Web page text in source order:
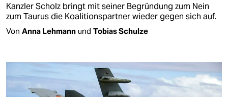
Kanzler Scholz bringt mit seiner Begründung zum Nein
zum Taurus die Koalitionspartner wieder gegen sich auf.
Von Anna Lehmann und Tobias Schulze